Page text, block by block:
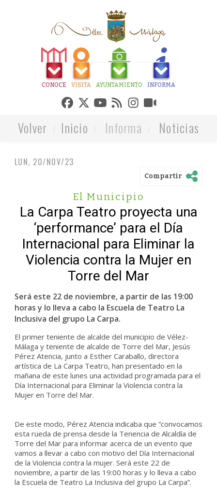
CONOCE VISITA AYUNTAMIENTO INFORMA
Volver Inicio Informa Noticias
LUN, 20/NOV/23
Compartir
El Municipio
La Carpa Teatro proyecta una
‘performance’ para el Día
Internacional para Eliminar la
Violencia contra la Mujer en
Torre del Mar
Será este 22 de noviembre, a partir de las 19:00
horas y lo lleva a cabo la Escuela de Teatro La
Inclusiva del grupo La Carpa.
El primer teniente de alcalde del municipio de Vélez-
Málaga y teniente de alcalde de Torre del Mar, Jesús
Pérez Atencia, junto a Esther Caraballo, directora
artística de La Carpa Teatro, han presentado en la
mañana de este lunes una actividad programada para el
Día Internacional para Eliminar la Violencia contra la
Mujer en Torre del Mar.
De este modo, Pérez Atencia indicaba que “convocamos
esta rueda de prensa desde la Tenencia de Alcaldía de
Torre del Mar para informar acerca de un evento que
vamos a llevar a cabo con motivo del Día Internacional
de la Violencia contra la mujer. Será este 22 de
noviembre, a partir de las 19:00 horas y lo lleva a cabo
la Escuela de Teatro La Inclusiva del grupo La Carpa”.